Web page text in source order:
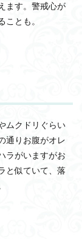
ます。警戒心が
とも。
ムクドリぐらい
通りお腹がオレ
ラがいますがお
と似ていて、落